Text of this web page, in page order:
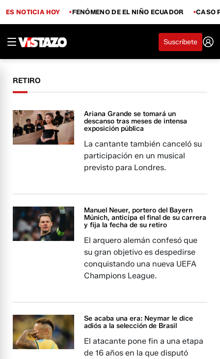
ES NOTICIA HOY FENÓMENO DE EL NIÑO ECUADOR CASO
Suscríbete
RETIRO
Ariana Grande se tomará un
descanso tras meses de intensa
exposición pública
La cantante también canceló su
participación en un musical
previsto para Londres.
Manuel Neuer, portero del Bayern
Múnich, anticipa el final de su carrera
y fija la fecha de su retiro
El arquero alemán confesó que
su gran objetivo es despedirse
conquistando una nueva UEFA
Champions League.
Se acaba una era: Neymar le dice
adiós a la selección de Brasil
El atacante pone fin a una etapa
de 16 años en la que disputó